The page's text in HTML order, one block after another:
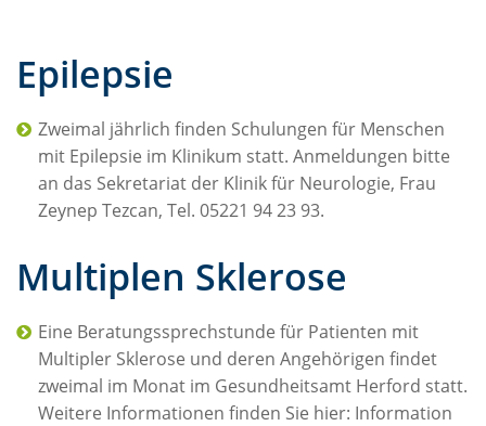
Epilepsie
Zweimal jährlich finden Schulungen für Menschen
mit Epilepsie im Klinikum statt. Anmeldungen bitte
an das Sekretariat der Klinik für Neurologie, Frau
Zeynep Tezcan, Tel. 05221 94 23 93.
Multiplen Sklerose
Eine Beratungssprechstunde für Patienten mit
Multipler Sklerose und deren Angehörigen findet
zweimal im Monat im Gesundheitsamt Herford statt.
Weitere Informationen finden Sie hier: Information